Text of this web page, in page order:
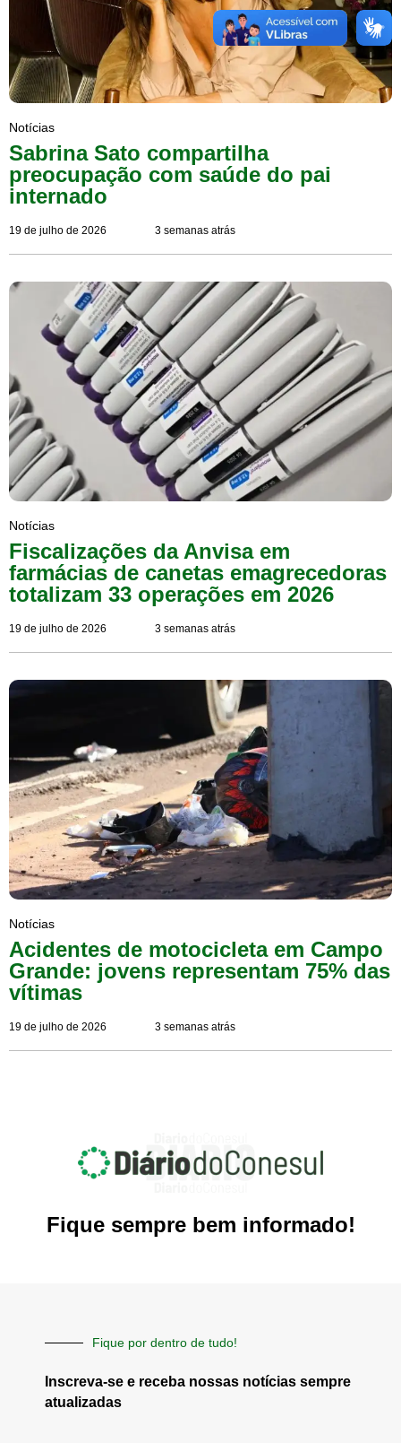
Notícias
Sabrina Sato compartilha
preocupação com saúde do pai
internado
19 de julho de 2026 3 semanas atrás
Notícias
Fiscalizações da Anvisa em
farmácias de canetas emagrecedoras
totalizam 33 operações em 2026
19 de julho de 2026 3 semanas atrás
Notícias
Acidentes de motocicleta em Campo
Grande: jovens representam 75% das
vítimas
19 de julho de 2026 3 semanas atrás
Fique sempre bem informado!
Fique por dentro de tudo!
Inscreva-se e receba nossas notícias sempre
atualizadas